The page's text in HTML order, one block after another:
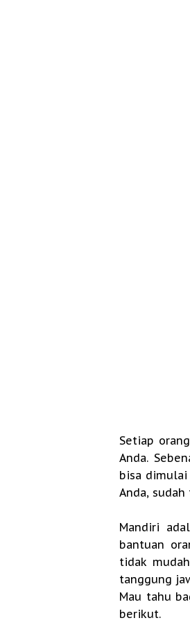
Setiap
Anda.
bisa dimulai
Anda,
Mandiri
bantuan
tidak
tanggung
Mau tahu
berikut.